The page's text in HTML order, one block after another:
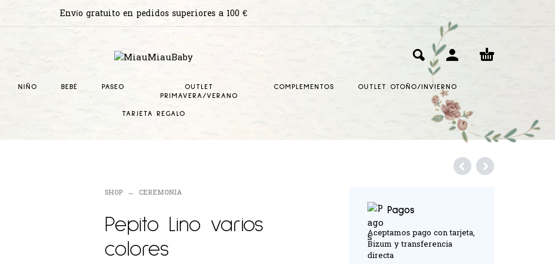
Envío gratuito en pedidos superiores a 100 €
NIÑO BEBÉ PASEO
OUTLET
PRIMAVERA/VERANO
COMPLEMENTOS OUTLET OTOÑO/INVIERNO
TARJETA REGALO
SHOP CEREMONIA
Pepito Lino varios
colores
Pagos
Aceptamos pago con tarjeta,
Bizum y transferencia
directa